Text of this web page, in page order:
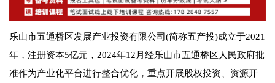
乐山市五通桥区发展产业投资有限公司(简称五产投)成立于2021
年，注册资本5亿元，2024年12月经乐山市五通桥区人民政府批
准作为产业化平台进行整合优化，重点开展股权投资、资源开